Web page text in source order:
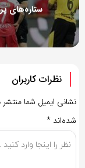
نظرات کاربران
نشانی ایمیل شما
شده‌اند *